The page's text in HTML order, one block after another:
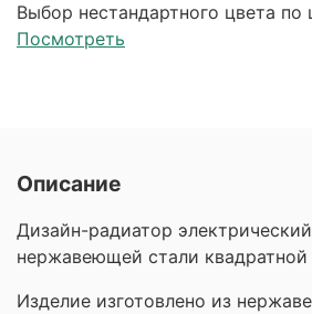
Выбор нестандартного цвета по
Посмотреть
Описание
Дизайн-радиатор
нержавеющей стали
Изделие изготовлено из